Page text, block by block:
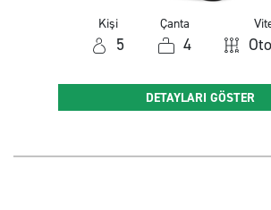
Kişi
5
Çanta
4
DETAYLARI GÖSTER